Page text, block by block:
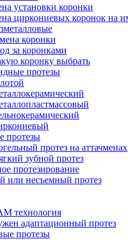
установки коронки
циркониевых коронок на
коронки
за коронками
коронку выбрать
протезы
протезы
протез на аттачменах
зубной протез
протезирование
или несъемный протез
технология
адаптационный протез
протезы